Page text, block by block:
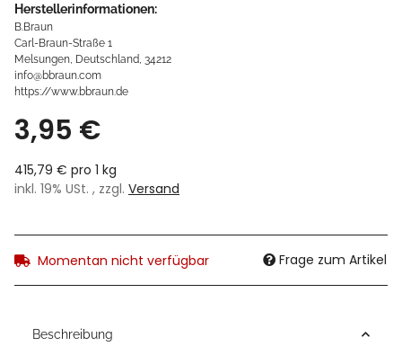
Herstellerinformationen:
B.Braun
Carl-Braun-Straße 1
Melsungen, Deutschland, 34212
info@bbraun.com
https://www.bbraun.de
3,95 €
415,79 € pro 1 kg
inkl. 19% USt. , zzgl. Versand
Momentan nicht verfügbar Frage zum Artikel
Beschreibung